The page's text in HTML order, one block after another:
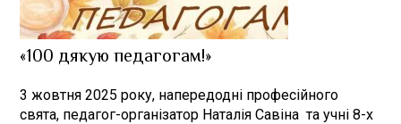
«100 дякую педагогам!»
3 жовтня 2025 року, напередодні професійного
свята, педагог-організатор Наталія Савіна та учні 8-х